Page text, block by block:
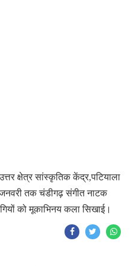
क्षेत्र सांस्कृतिक केंद्र,पटियाला
जनवरी तक चंडीगढ़ संगीत नाटक
को मूकाभिनय कला सिखाई।